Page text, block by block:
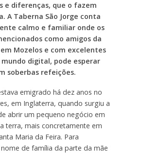
e diferenças, que o fazem
A Taberna São Jorge conta
calmo e familiar onde os
como amigos da
Mozelos e com excelentes
digital, pode esperar
soberbas refeições.
emigrado há dez anos no
em Inglaterra, quando surgiu a
abrir um pequeno negócio em
terra, mais concretamente em
Maria da Feira. Para
de família da parte da mãe